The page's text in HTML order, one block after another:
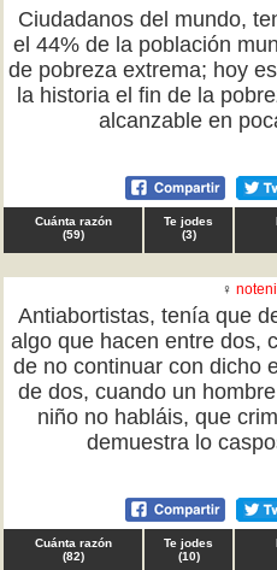
Ciudadanos del mundo,
el 44% de la población
de pobreza extrema; hoy
la historia el fin de la
alcanzable en
Cuánta razón
(59)
Te jodes
(3)
♀
Antiabortistas, tenía que
algo que hacen entre dos,
de no continuar con dicho
de dos, cuando un
niño no habláis, que
demuestra lo
Cuánta razón
(82)
Te jodes
(10)